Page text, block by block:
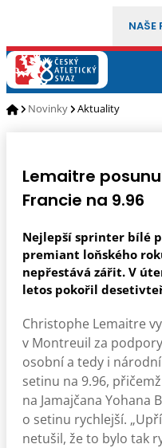
NAŠE
Novinky Aktuality
Lemaitre
Francie na 9.96
Nejlepší sprinter bílé
premiant loňského
nepřestává zářit. V
letos pokořil
Christophe Lemaitre
v Montreuil za
osobní a tedy i
setinu na 9.96,
na Jamajčana Yohana
o setinu rychlejší.
netušil, že to bylo tak